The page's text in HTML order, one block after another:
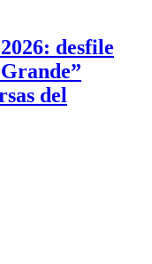
desfile
del